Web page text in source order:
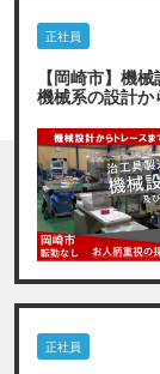
正社員
【岡崎市】機
機械系の設計か
正社員